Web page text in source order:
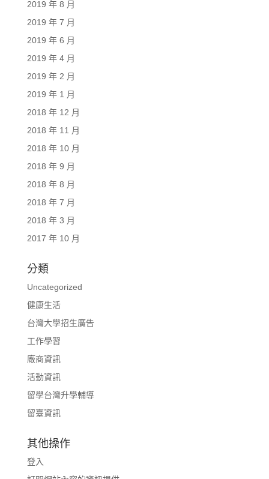
2019 年 8 月
2019 年 7 月
2019 年 6 月
2019 年 4 月
2019 年 2 月
2019 年 1 月
2018 年 12 月
2018 年 11 月
2018 年 10 月
2018 年 9 月
2018 年 8 月
2018 年 7 月
2018 年 3 月
2017 年 10 月
分類
Uncategorized
健康生活
台灣大學招生廣告
工作學習
廠商資訊
活動資訊
留學台灣升學輔導
留臺資訊
其他操作
登入